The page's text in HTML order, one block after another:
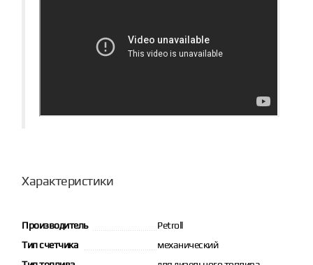
Характеристики
Производитель
Petroll
Тип счетчика
механический